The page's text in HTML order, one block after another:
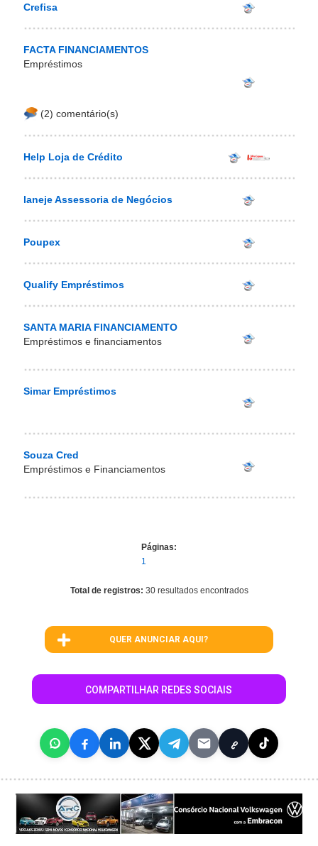
Crefisa
FACTA FINANCIAMENTOS
Empréstimos
(2) comentário(s)
Help Loja de Crédito
laneje Assessoria de Negócios
Poupex
Qualify Empréstimos
SANTA MARIA FINANCIAMENTO
Empréstimos e financiamentos
Simar Empréstimos
Souza Cred
Empréstimos e Financiamentos
Páginas:
1
Total de registros: 30 resultados encontrados
QUER ANUNCIAR AQUI?
COMPARTILHAR REDES SOCIAIS